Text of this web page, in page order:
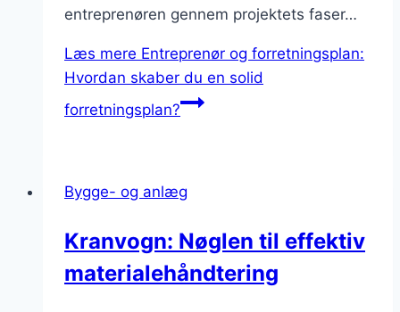
entreprenøren gennem projektets faser…
Læs mere Entreprenør og forretningsplan:
Hvordan skaber du en solid
forretningsplan?
Bygge- og anlæg
Kranvogn: Nøglen til effektiv
materialehåndtering